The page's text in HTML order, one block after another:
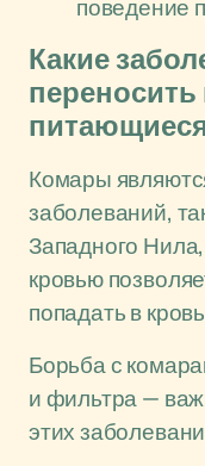
поведение
Какие
Комары
заболеваний,
Западного
кровью
попадать в
Борьба с
и фильтра —
этих